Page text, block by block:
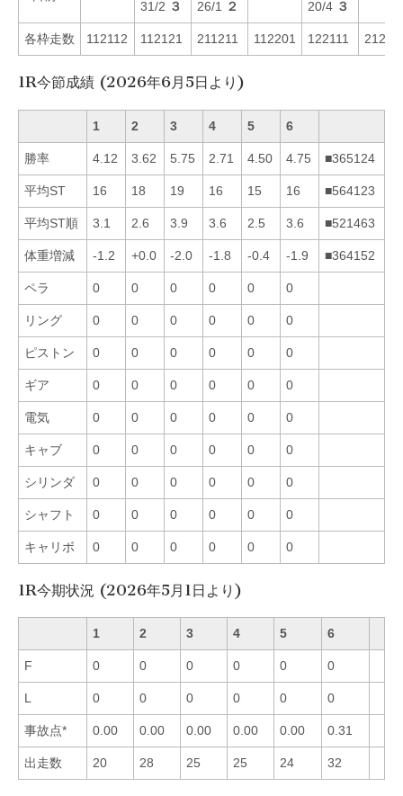
31/2 ３
26/1
２
20/4 ３
各枠走数 112112 112121 211211 112201 122111
1R今節成績 (2026年6月5日より)
1 2 3 4 5 6
勝率 4.12 3.62 5.75 2.71 4.50 4.75 ■365124
平均ST 16 18 19 16 15 16 ■564123
平均ST順 3.1 2.6 3.9 3.6 2.5 3.6 ■521463
体重増減 -1.2 +0.0 -2.0 -1.8 -0.4 -1.9 ■364152
ペラ 0 0 0 0 0 0
リング 0 0 0 0 0 0
ピストン 0 0 0 0 0 0
ギア 0 0 0 0 0 0
電気 0 0 0 0 0 0
キャブ 0 0 0 0 0 0
シリンダ 0 0 0 0 0 0
シャフト 0 0 0 0 0 0
キャリボ 0 0 0 0 0 0
1R今期状況 (2026年5月1日より)
1 2 3 4 5 6
F 0 0 0 0 0 0
L 0 0 0 0 0 0
事故点* 0.00 0.00 0.00 0.00 0.00 0.31
出走数 20 28 25 25 24 32